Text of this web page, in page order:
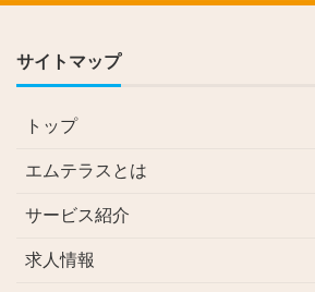
サイトマップ
トップ
エムテラスとは
サービス紹介
求人情報